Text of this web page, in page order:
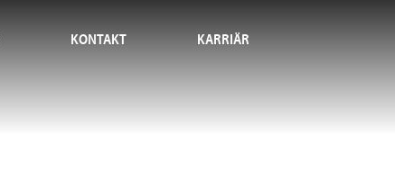
KONTAKT KARRIÄR